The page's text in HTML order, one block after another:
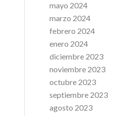
mayo 2024
marzo 2024
febrero 2024
enero 2024
diciembre 2023
noviembre 2023
octubre 2023
septiembre 2023
agosto 2023